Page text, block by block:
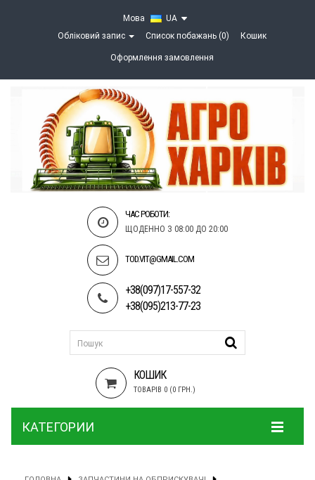
Мова
UA
Обліковий запис
Список побажань (0) Кошик
Оформлення замовлення
ЧАС РОБОТИ:
ЩОДЕННО З 08:00 ДО 20:00
TOD.VIT@GMAIL.COM
+38(097)17-557-32
+38(095)213-77-23
КОШИК
ТОВАРІВ 0 (0 ГРН.)
КАТЕГОРИИ